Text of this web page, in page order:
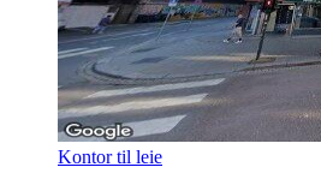
Kontor til leie